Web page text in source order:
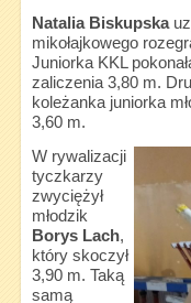
Natalia Biskupska
mikołajkowego
Juniorka KKL
zaliczenia 3,80 m.
koleżanka juniorka
3,60 m.
W rywalizacji
tyczkarzy
zwyciężył
młodzik
Borys Lach,
który skoczył
3,90 m. Taką
samą